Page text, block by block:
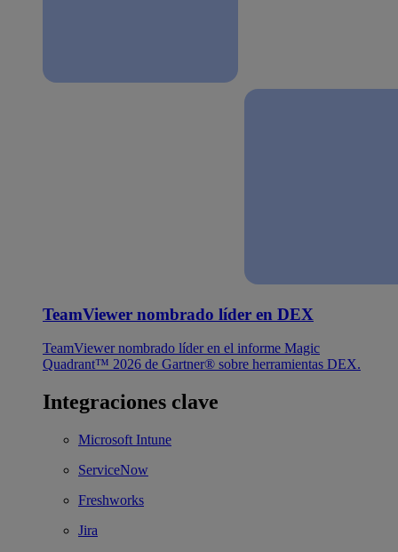
TeamViewer nombrado líder en DEX
TeamViewer nombrado líder en el informe Magic
Quadrant™ 2026 de Gartner® sobre herramientas DEX.
Integraciones clave
Microsoft Intune
ServiceNow
Freshworks
Jira